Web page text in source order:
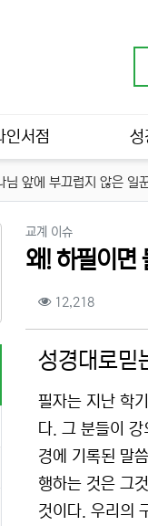
인서점 성
님 앞에 부끄럽지 않은
교계 이슈분류
왜! 하필이면
컨텐츠 정보
12,218조회
성경대로믿
필자는 지난 학
다. 그 분들이
경에 기록된 말
행하는 것은 그
것이다. 우리의